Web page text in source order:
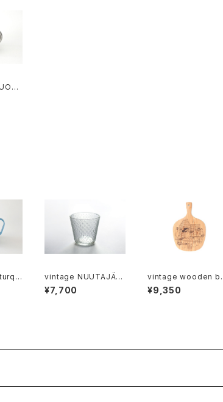
vintage NUUTAJÄR
VI TUNDRA glass M
/ ヴィンテージ ヌータヤ
¥7,700
vintage wooden br
eadboard / ヴィンテ
ージ 木製ブレッドボー
¥9,350